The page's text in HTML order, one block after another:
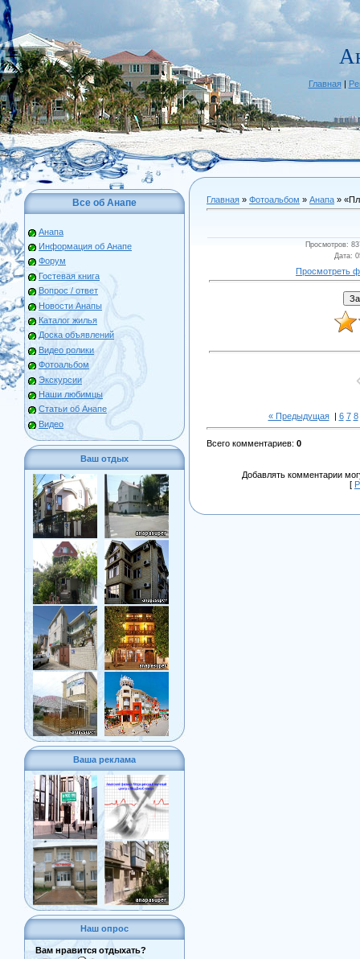
Главная |
Все об Анапе
Анапа
Информация об Анапе
Форум
Гостевая книга
Вопрос / ответ
Новости Анапы
Каталог жилья
Доска объявлений
Видео ролики
Фотоальбом
Экскурсии
Наши любимцы
Статьи об Анапе
Видео
Ваш отдых
Ваша реклама
Наш опрос
Вам нравится отдыхать?
Главная » Фотоальбом » Анапа »
Просмотров:
Дата:
Просмотреть
« Предыдущая| 6 7 8
Всего комментариев: 0
Добавлять комментарии
[